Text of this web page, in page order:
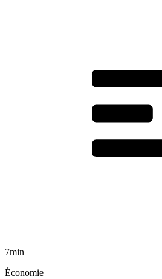
7min
Économie